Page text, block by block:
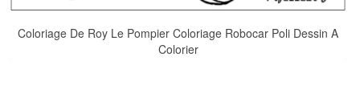
Coloriage De Roy Le Pompier Coloriage Robocar Poli Dessin A
Colorier